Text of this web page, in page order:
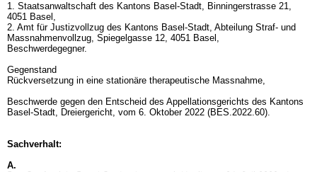
1. Staatsanwaltschaft des Kantons Basel-Stadt, Binningerstrasse 21,
4051 Basel,
2. Amt für Justizvollzug des Kantons Basel-Stadt, Abteilung Straf- und
Massnahmenvollzug, Spiegelgasse 12, 4051 Basel,
Beschwerdegegner.
Gegenstand
Rückversetzung in eine stationäre therapeutische Massnahme,
Beschwerde gegen den Entscheid des Appellationsgerichts des Kantons
Basel-Stadt, Dreiergericht, vom 6. Oktober 2022 (BES.2022.60).
Sachverhalt:
A.